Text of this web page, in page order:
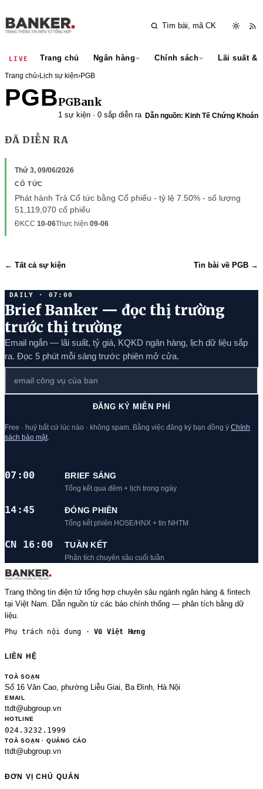
LIVE Trang chủ Ngân hàng Chính sách Lãi suất &
Trang chủ›Lịch sự kiện›PGB
PGBPGBank
1 sự kiện · 0 sắp diễn ra Dẫn nguồn: Kinh Tế Chứng Khoán
ĐÃ DIỄN RA
Thứ 3, 09/06/2026
CỔ TỨC
Phát hành Trả Cổ tức bằng Cổ phiếu - tỷ lệ 7.50% - số lượng
51,119,070 cổ phiếu
ĐKCC 10-06Thực hiện 09-06
← Tất cả sự kiện Tin bài về PGB →
DAILY · 07:00
Brief Banker — đọc thị trường
trước thị trường
Email ngắn — lãi suất, tỷ giá, KQKD ngân hàng, lịch dữ liệu sắp
ra. Đọc 5 phút mỗi sáng trước phiên mở cửa.
ĐĂNG KÝ MIỄN PHÍ
Free · huỷ bất cứ lúc nào · không spam. Bằng việc đăng ký bạn đồng ý Chính
sách bảo mật
07:00 BRIEF SÁNG
Tổng kết qua đêm + lịch trong ngày
14:45 ĐÓNG PHIÊN
Tổng kết phiên HOSE/HNX + tin NHTM
CN 16:00 TUẦN KẾT
Phân tích chuyên sâu cuối tuần
Trang thông tin điện tử tổng hợp chuyên sâu ngành ngân hàng & fintech
tại Việt Nam. Dẫn nguồn từ các báo chính thống — phân tích bằng dữ
liệu.
Phụ trách nội dung ·Vũ Việt Hưng
LIÊN HỆ
TOÀ SOẠN
Số 16 Văn Cao, phường Liễu Giai, Ba Đình, Hà Nội
EMAIL
ttdt@ubgroup.vn
HOTLINE
024.3232.1999
TOÀ SOẠN · QUẢNG CÁO
ttdt@ubgroup.vn
ĐƠN VỊ CHỦ QUẢN